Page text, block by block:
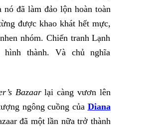
đã làm đảo lộn hoàn toàn
được khao khát hết mực,
nhóm. Chiến tranh Lạnh
thành. Và chủ nghĩa
Bazaarlại càng vươn lên
ngông cuồng của Diana
đã một lần nữa trở thành